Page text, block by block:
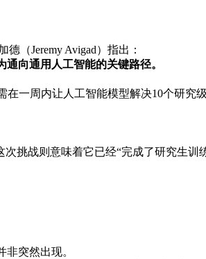
（Jeremy Avigad）指出：
向通用人工智能的关键路径。
在一周内让人工智能模型解决10个研究
挑战则意味着它已经“完成了研究生训练
突然出现。